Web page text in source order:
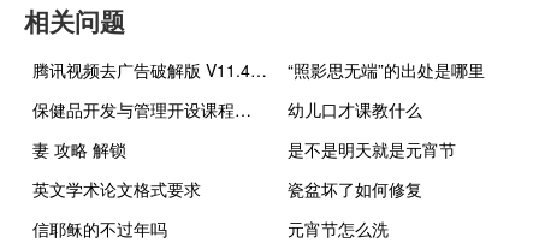
相关问题
腾讯视频去广告破解版 V11.43.6016 吾爱破解版（腾讯视频去广告破解版 V11.43.6016 吾爱破解版功能简介）
“照影思无端”的出处是哪里
保健品开发与管理开设课程有哪些
幼儿口才课教什么
妻 攻略 解锁
是不是明天就是元宵节
英文学术论文格式要求
瓷盆坏了如何修复
信耶稣的不过年吗
元宵节怎么洗